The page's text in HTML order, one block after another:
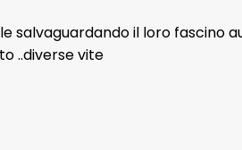
salvaguardando il loro fascino
..diverse vite